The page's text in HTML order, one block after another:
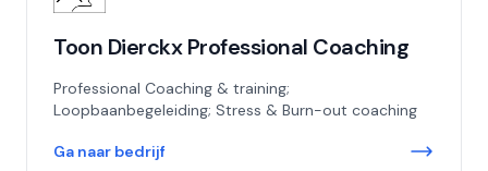
Toon Dierckx Professional Coaching
Professional Coaching & training;
Loopbaanbegeleiding; Stress & Burn-out coaching
Ga naar bedrijf